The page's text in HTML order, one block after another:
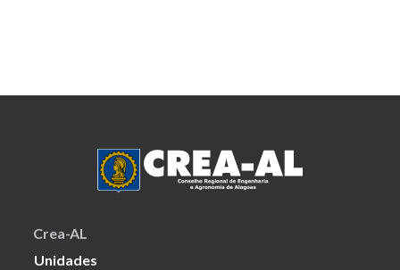
Crea-AL
Unidades